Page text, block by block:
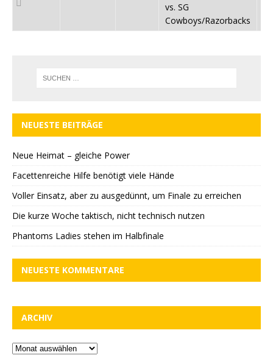
vs. SG
Cowboys/Razorbacks
NEUESTE BEITRÄGE
Neue Heimat – gleiche Power
Facettenreiche Hilfe benötigt viele Hände
Voller Einsatz, aber zu ausgedünnt, um Finale zu erreichen
Die kurze Woche taktisch, nicht technisch nutzen
Phantoms Ladies stehen im Halbfinale
NEUESTE KOMMENTARE
ARCHIV